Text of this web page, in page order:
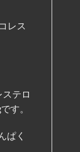
レス
テロ
す。
ぱく